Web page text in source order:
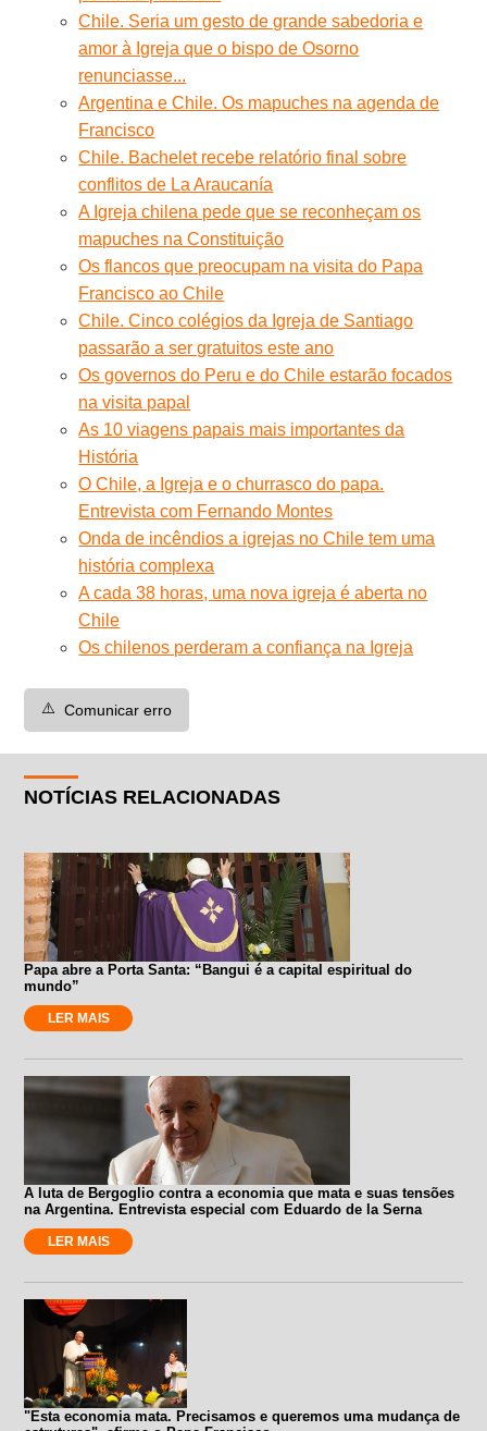
Chile. Seria um gesto de grande sabedoria e
amor à Igreja que o bispo de Osorno
renunciasse...
Argentina e Chile. Os mapuches na agenda de
Francisco
Chile. Bachelet recebe relatório final sobre
conflitos de La Araucanía
A Igreja chilena pede que se reconheçam os
mapuches na Constituição
Os flancos que preocupam na visita do Papa
Francisco ao Chile
Chile. Cinco colégios da Igreja de Santiago
passarão a ser gratuitos este ano
Os governos do Peru e do Chile estarão focados
na visita papal
As 10 viagens papais mais importantes da
História
O Chile, a Igreja e o churrasco do papa.
Entrevista com Fernando Montes
Onda de incêndios a igrejas no Chile tem uma
história complexa
A cada 38 horas, uma nova igreja é aberta no
Chile
Os chilenos perderam a confiança na Igreja
⚠️ Comunicar erro
NOTÍCIAS RELACIONADAS
Papa abre a Porta Santa: “Bangui é a capital espiritual do
mundo”
LER MAIS
A luta de Bergoglio contra a economia que mata e suas tensões
na Argentina. Entrevista especial com Eduardo de la Serna
LER MAIS
"Esta economia mata. Precisamos e queremos uma mudança de